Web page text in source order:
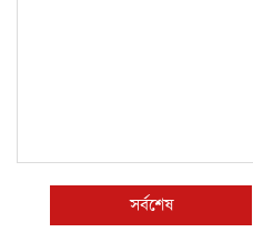
সর্বশেষ